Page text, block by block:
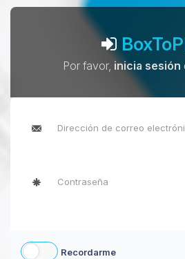
Por favor, inicia sesión
Recordarme